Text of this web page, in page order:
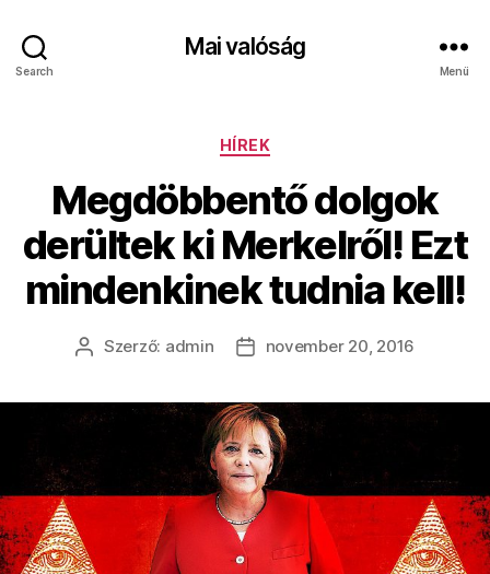
Search
Mai valóság
Menü
Kategóriák
HÍREK
Megdöbbentő dolgok
derültek ki Merkelről! Ezt
mindenkinek tudnia kell!
Bejegyzés
Szerző: admin
Bejegyzés
november 20, 2016